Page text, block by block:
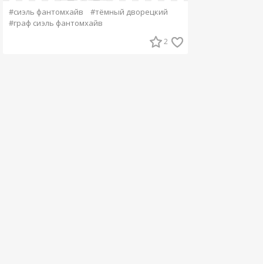
#сиэль фантомхайв
#тёмный дворецкий
#граф сиэль фантомхайв
2